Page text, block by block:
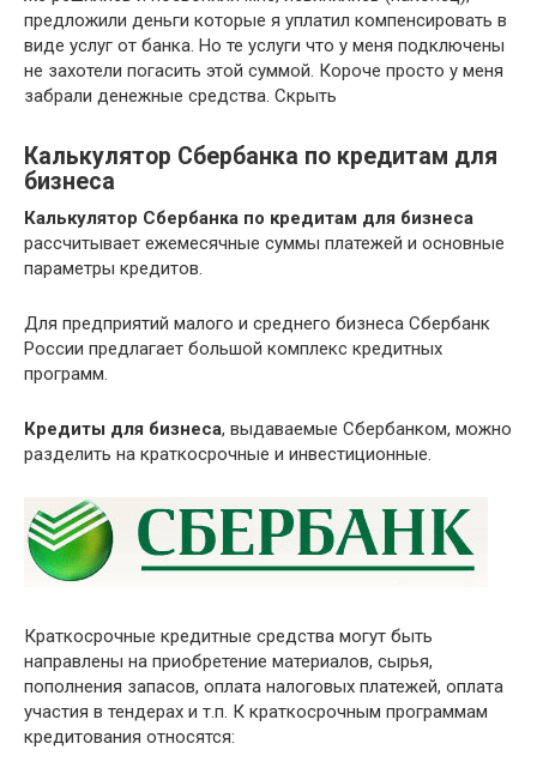
предложили деньги которые я уплатил компенсировать в
виде услуг от банка. Но те услуги что у меня подключены
не захотели погасить этой суммой. Короче просто у меня
забрали денежные средства. Скрыть
Калькулятор Сбербанка по кредитам для
бизнеса
Калькулятор Сбербанка по кредитам для бизнеса
рассчитывает ежемесячные суммы платежей и основные
параметры кредитов.
Для предприятий малого и среднего бизнеса Сбербанк
России предлагает большой комплекс кредитных
программ.
Кредиты для бизнеса, выдаваемые Сбербанком, можно
разделить на краткосрочные и инвестиционные.
Краткосрочные кредитные средства могут быть
направлены на приобретение материалов, сырья,
пополнения запасов, оплата налоговых платежей, оплата
участия в тендерах и т.п. К краткосрочным программам
кредитования относятся: